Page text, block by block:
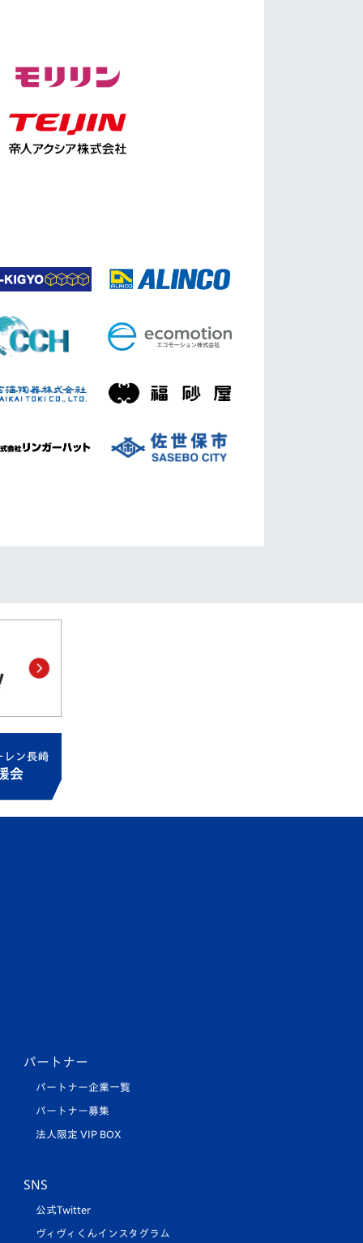
パートナー
パートナー企業一覧
パートナー募集
法人限定 VIP BOX
SNS
公式Twitter
ヴィヴィくんインスタグラム